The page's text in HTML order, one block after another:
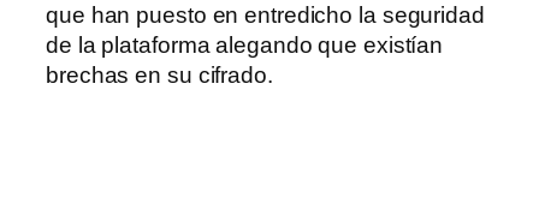
que han puesto en entredicho la seguridad
de la plataforma alegando que existían
brechas en su cifrado.